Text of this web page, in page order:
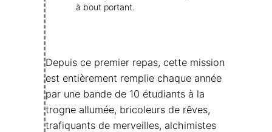
à bout portant.
Depuis ce premier repas, cette mission
est entièrement remplie chaque année
par une bande de 10 étudiants à la
trogne allumée, bricoleurs de rêves,
trafiquants de merveilles, alchimistes